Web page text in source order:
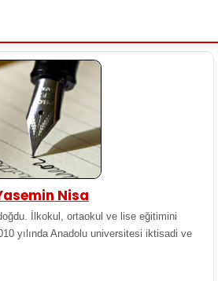
Nisa
İlkokul, ortaokul ve lise eğitimini
yılında Anadolu universitesi iktisadi ve